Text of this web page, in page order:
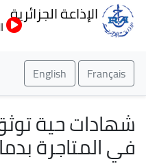
الإذاعة الجزائرية
Français
English
شهادات حية
في المتاجرة